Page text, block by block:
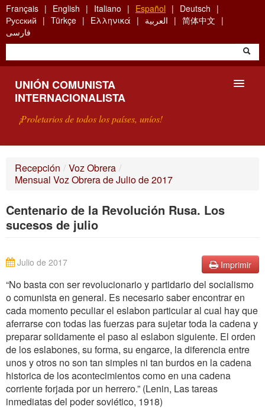
Skip
to
main
content
Français English Italiano Español
Deutsch
Русский
Türkçe Ελληνικά العربية
简体中文
فارسی
UNIÓN COMUNISTA
INTERNACIONALISTA
¡Proletarios de todos los países, uníos!
¿QUÉ ES LA UCI?
BÚSQUEDA
CONTACTARNOS
Recepción / Voz Obrera /
Mensual Voz Obrera de Julio de 2017
Centenario de la Revolución Rusa. Los
sucesos de julio
Imprimir
Julio de 2017
“No basta con ser revolucionario y partidario del socialismo
o comunista en general. Es necesario saber encontrar en
cada momento peculiar el eslabon particular al cual hay que
aferrarse con todas las fuerzas para sujetar toda la cadena y
preparar solidamente el paso al eslabon siguiente. El orden
de los eslabones, su forma, su engarce, la diferencia entre
unos y otros no son tan simples ni tan burdos en la cadena
historica de los acontecimientos como en una cadena
corriente forjada por un herrero.” (Lenin, Las tareas
inmediatas del poder soviético, 1918)